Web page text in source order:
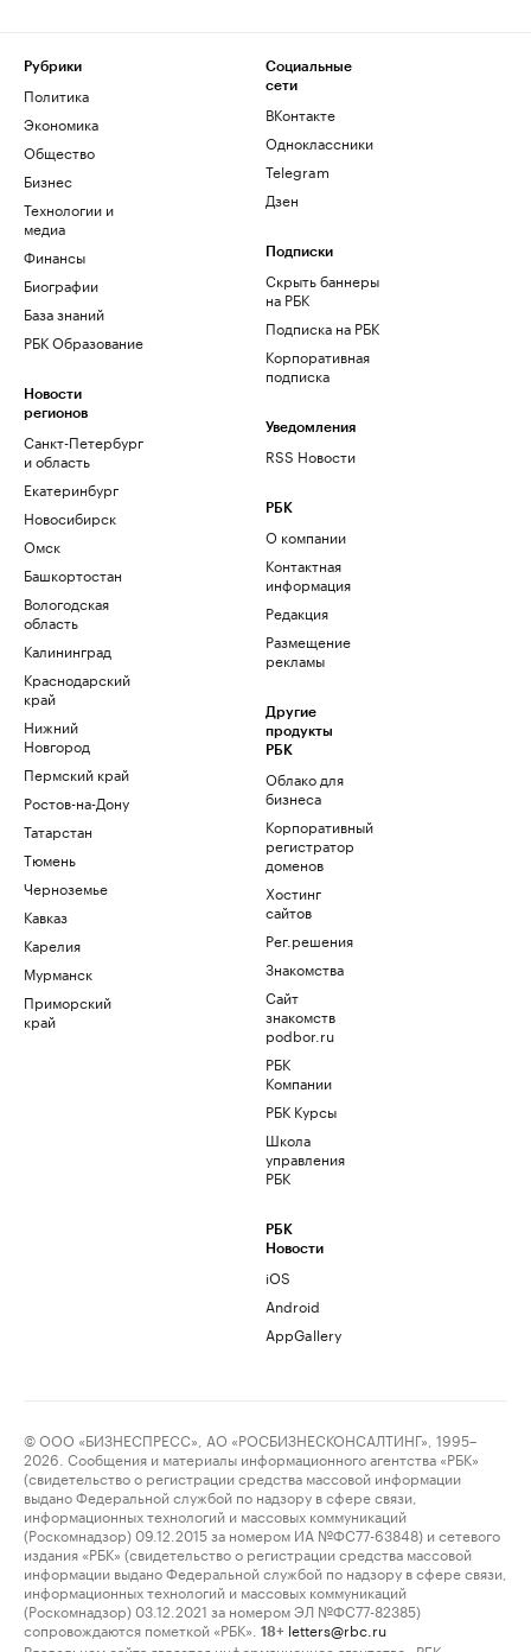
Рубрики
Политика
Экономика
Общество
Бизнес
Технологии и
медиа
Финансы
Биографии
База знаний
РБК Образование
Новости
регионов
Санкт-Петербург
и область
Екатеринбург
Новосибирск
Омск
Башкортостан
Вологодская
область
Калининград
Краснодарский
край
Нижний
Новгород
Пермский край
Ростов-на-Дону
Татарстан
Тюмень
Черноземье
Кавказ
Карелия
Мурманск
Приморский
край
Социальные
сети
ВКонтакте
Одноклассники
Telegram
Дзен
Подписки
Скрыть баннеры
на РБК
Подписка на РБК
Корпоративная
подписка
Уведомления
RSS Новости
РБК
О компании
Контактная
информация
Редакция
Размещение
рекламы
Другие
продукты
РБК
Облако для
бизнеса
Корпоративный
регистратор
доменов
Хостинг
сайтов
Рег.решения
Знакомства
Сайт
знакомств
podbor.ru
РБК
Компании
РБК Курсы
Школа
управления
РБК
РБК
Новости
iOS
Android
AppGallery
© ООО «БИЗНЕСПРЕСС», АО «РОСБИЗНЕСКОНСАЛТИНГ», 1995–
2026. Сообщения и материалы информационного агентства «РБК»
(свидетельство о регистрации средства массовой информации
выдано Федеральной службой по надзору в сфере связи,
информационных технологий и массовых коммуникаций
(Роскомнадзор) 09.12.2015 за номером ИА №ФС77-63848) и сетевого
издания «РБК» (свидетельство о регистрации средства массовой
информации выдано Федеральной службой по надзору в сфере связи,
информационных технологий и массовых коммуникаций
(Роскомнадзор) 03.12.2021 за номером ЭЛ №ФС77-82385)
сопровождаются пометкой «РБК».
18+ letters@rbc.ru